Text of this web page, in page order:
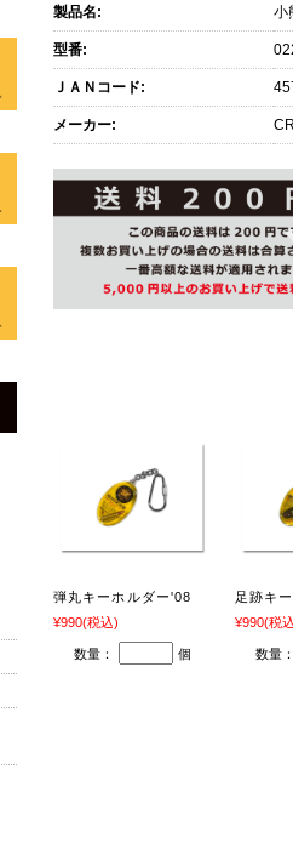
製品名: 小
型番:
ＪＡＮコード:
メーカー:
弾丸キーホルダー'08
¥990(税込)
数量： 個
足跡キ
¥990(税
数量